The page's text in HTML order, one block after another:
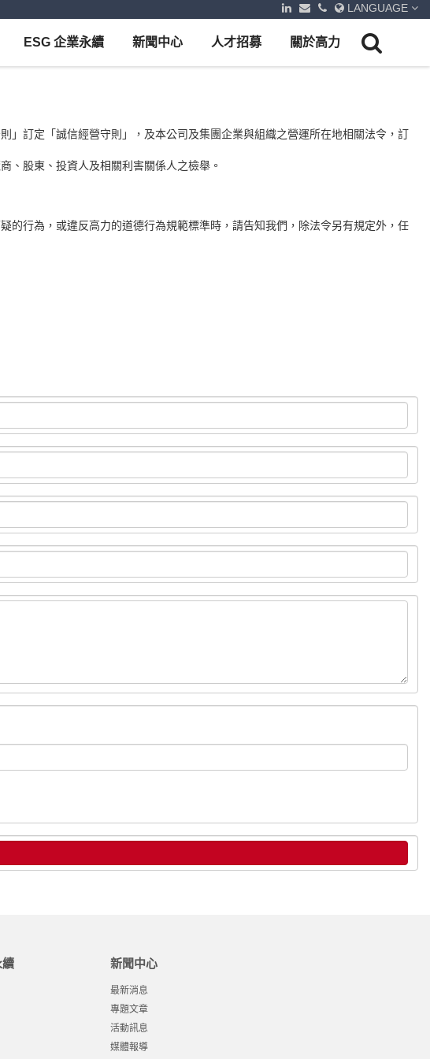
LANGUAGE
ESG 企業永續 新聞中心 人才招募 關於高力
」訂定「誠信經營守則」，及本公司及集團企業與組織之營運所在地相關法令，訂
、股東、投資人及相關利害關係人之檢舉。
的行為，或違反高力的道德行為規範標準時，請告知我們，除法令另有規定外，任
續 新聞中心
最新消息
專題文章
活動訊息
媒體報導